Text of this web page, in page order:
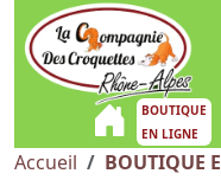
BOUTIQUE
EN LIGNE
Accueil BOUTIQUE